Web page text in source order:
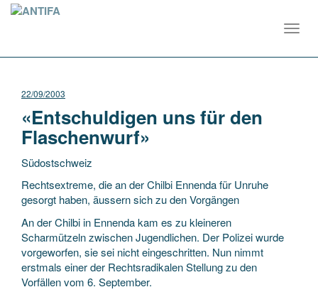
22/09/2003
«Entschuldigen uns für den
Flaschenwurf»
Südostschweiz
Rechtsextreme, die an der Chilbi Ennenda für Unruhe
gesorgt haben, äussern sich zu den Vorgängen
An der Chilbi in Ennenda kam es zu kleineren
Scharmützeln zwischen Jugendlichen. Der Polizei wurde
vorgeworfen, sie sei nicht eingeschritten. Nun nimmt
erstmals einer der Rechtsradikalen Stellung zu den
Vorfällen vom 6. September.